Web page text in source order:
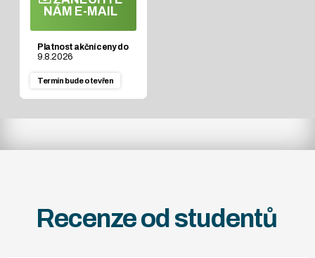
NÁM E-MAIL
Platnost akční ceny do
9.8.2026
Termín bude otevřen
Recenze od studentů